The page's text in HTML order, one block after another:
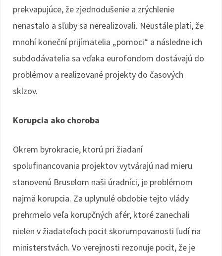
prekvapujúce, že zjednodušenie a zrýchlenie
nenastalo a sľuby sa nerealizovali. Neustále platí, že
mnohí koneční prijímatelia „pomoci“ a následne ich
subdodávatelia sa vďaka eurofondom dostávajú do
problémov a realizované projekty do časových
sklzov.
Korupcia ako choroba
Okrem byrokracie, ktorú pri žiadaní
spolufinancovania projektov vytvárajú nad mieru
stanovenú Bruselom naši úradníci, je problémom
najmä korupcia. Za uplynulé obdobie tejto vlády
prehrmelo veľa korupčných afér, ktoré zanechali
nielen v žiadateľoch pocit skorumpovanosti ľudí na
ministerstvách. Vo verejnosti rezonuje pocit, že je